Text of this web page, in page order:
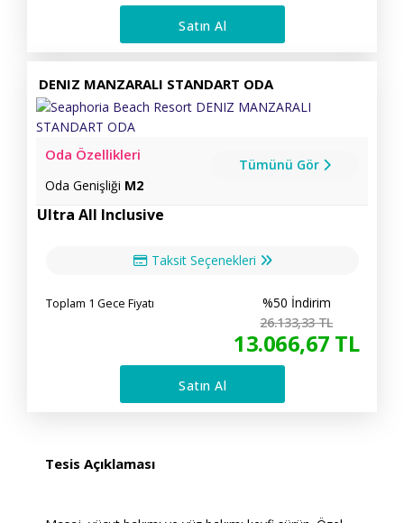
Satın Al
DENIZ MANZARALI STANDART ODA
Oda Özellikleri
Oda Genişliği M2
Tümünü Gör
Ultra All Inclusive
Taksit Seçenekleri
Toplam 1 Gece Fiyatı
%50 İndirim
26.133,33TL
13.066,67 TL
Satın Al
Tesis Açıklaması